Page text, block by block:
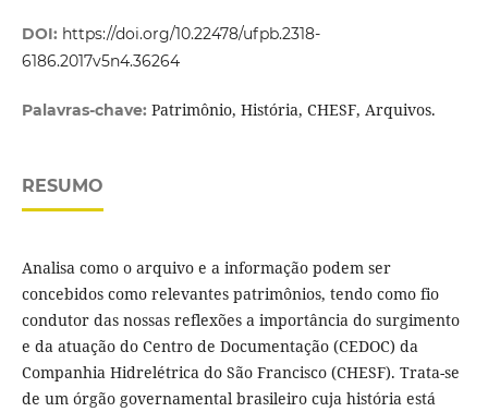
DOI: https://doi.org/10.22478/ufpb.2318-
6186.2017v5n4.36264
Palavras-chave: Patrimônio, História, CHESF, Arquivos.
RESUMO
Analisa como o arquivo e a informação podem ser
concebidos como relevantes patrimônios, tendo como fio
condutor das nossas reflexões a importância do surgimento
e da atuação do Centro de Documentação (CEDOC) da
Companhia Hidrelétrica do São Francisco (CHESF). Trata-se
de um órgão governamental brasileiro cuja história está